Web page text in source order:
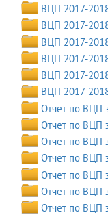
ВЦП 2017-
ВЦП 2017-
ВЦП 2017-
ВЦП 2017-
ВЦП 2017-
ВЦП 2017-
Отчет по ВЦП
Отчет по ВЦП
Отчет по ВЦП
Отчет по ВЦП
Отчет по ВЦП
Отчет по ВЦП
Отчет по ВЦП